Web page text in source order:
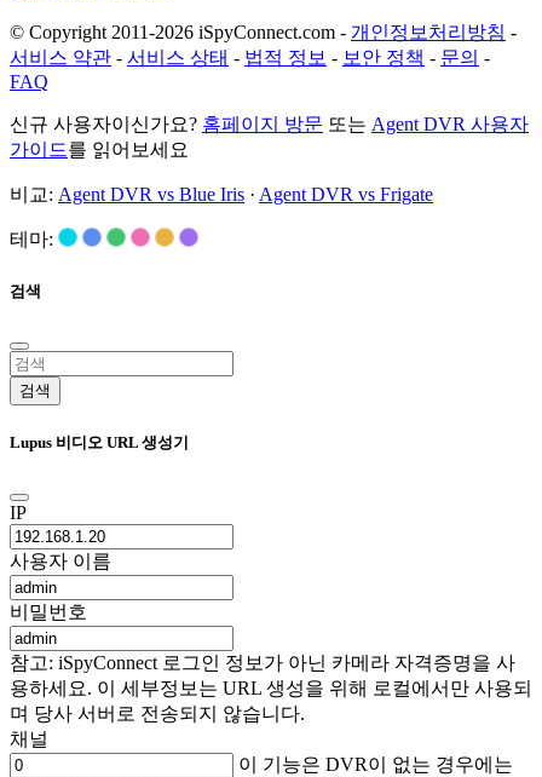
© Copyright 2011-2026 iSpyConnect.com - 개인정보처리방침 -
서비스 약관 - 서비스 상태 - 법적 정보 - 보안 정책 - 문의 -
FAQ
신규 사용자이신가요? 홈페이지 방문 또는 Agent DVR 사용자
가이드를 읽어보세요
비교: Agent DVR vs Blue Iris · Agent DVR vs Frigate
테마:
검색
검색
Lupus 비디오 URL 생성기
IP
사용자 이름
비밀번호
참고: iSpyConnect 로그인 정보가 아닌 카메라 자격증명을 사
용하세요. 이 세부정보는 URL 생성을 위해 로컬에서만 사용되
며 당사 서버로 전송되지 않습니다.
채널
이 기능은 DVR이 없는 경우에는